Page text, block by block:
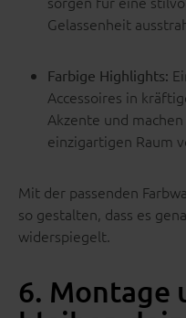
Gelassenheit
Farbige Highlights:
Accessoires in
Akzente und
einzigartigen Raum
Mit der passenden
so gestalten, dass es
widerspiegelt.
6. Montage